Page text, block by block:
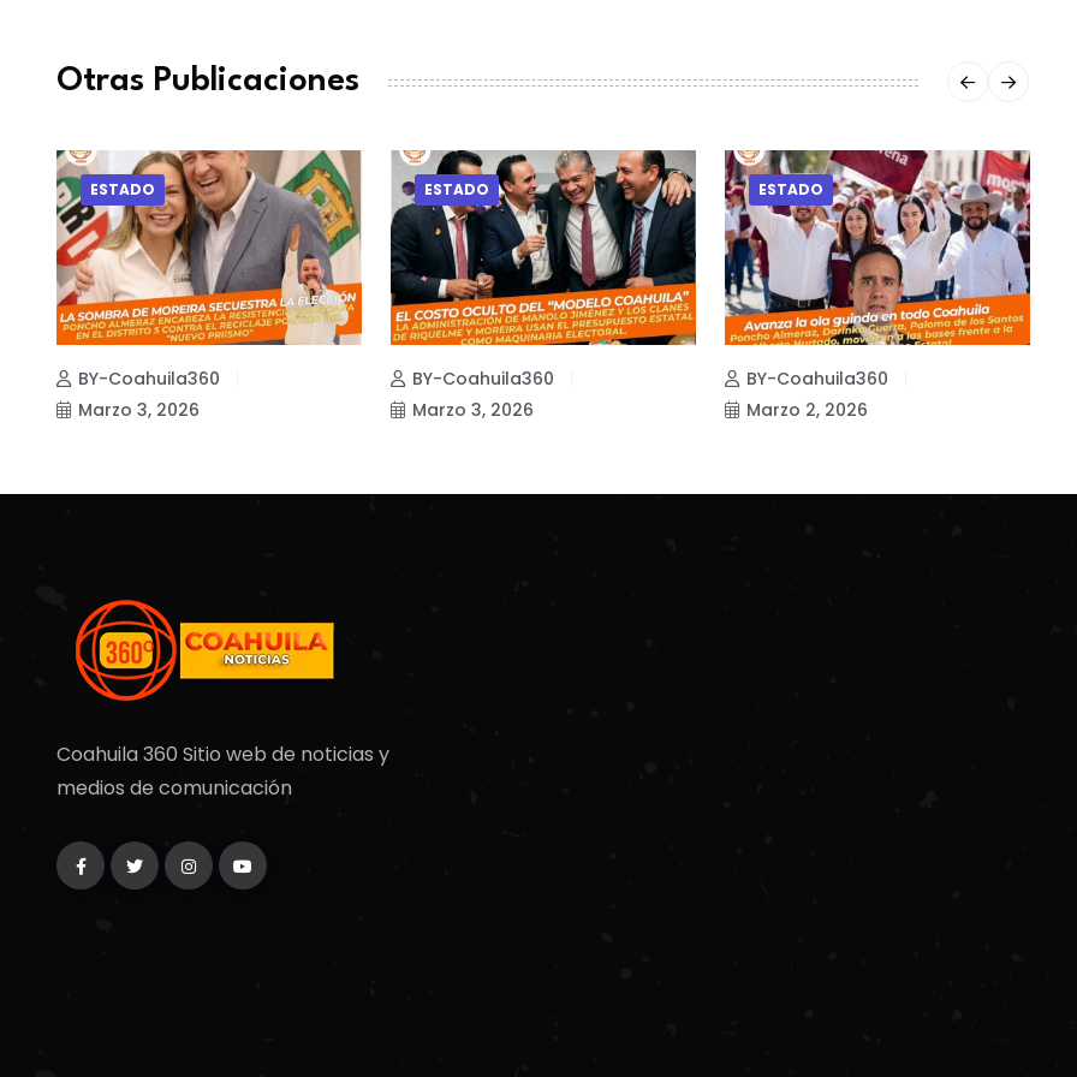
Otras Publicaciones
ESTADO
BY-Coahuila360
Marzo 3, 2026
ESTADO
BY-Coahuila360
Marzo 3, 2026
ESTADO
BY-Coahuila360
Marzo 2, 2026
Coahuila 360 Sitio web de noticias y
medios de comunicación